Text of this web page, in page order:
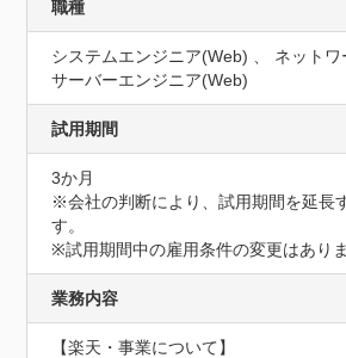
職種
システムエンジニア(Web) 、 ネットワ
サーバーエンジニア(Web)
試用期間
3か月
※会社の判断により、試用期間を延長
す。
※試用期間中の雇用条件の変更はありま
業務内容
【楽天・事業について】